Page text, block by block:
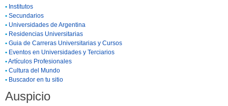
• Institutos
• Secundarios
• Universidades de Argentina
• Residencias Universitarias
• Guia de Carreras Universitarias y Cursos
• Eventos en Universidades y Terciarios
•Artículos Profesionales
• Cultura del Mundo
• Buscador en tu sitio
Auspicio